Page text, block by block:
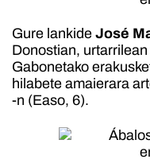
Gure lankide José
Donostian,
Gabonetako
hilabete amaierara
-n (Easo, 6).